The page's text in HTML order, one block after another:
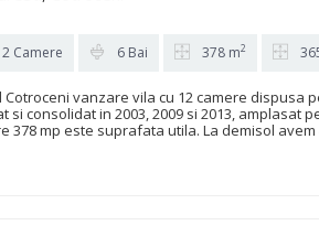
Camere 6 Bai 378 m2
Cotroceni vanzare vila cu 12 camere dispusa
si consolidat in 2003, 2009 si 2013, amplasat
378 mp este suprafata utila. La demisol avem